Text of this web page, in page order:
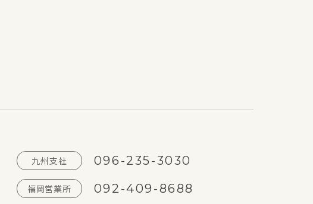
九州支社 096-235-3030
福岡営業所 092-409-8688